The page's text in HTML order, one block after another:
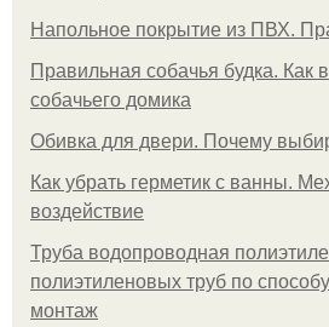
Напольное покрытие из ПВХ.
Правильная собачья будка. Как
собачьего домика
Обивка для двери. Почему
Как убрать герметик с ванны.
воздействие
Труба водопроводная
полиэтиленовых труб по
монтаж